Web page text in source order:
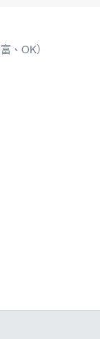
、OK）